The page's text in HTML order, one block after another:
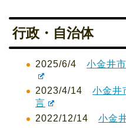
行政・自治体
2025/6/4 小金井
2023/4/14 小金井
言
2022/12/14 小金